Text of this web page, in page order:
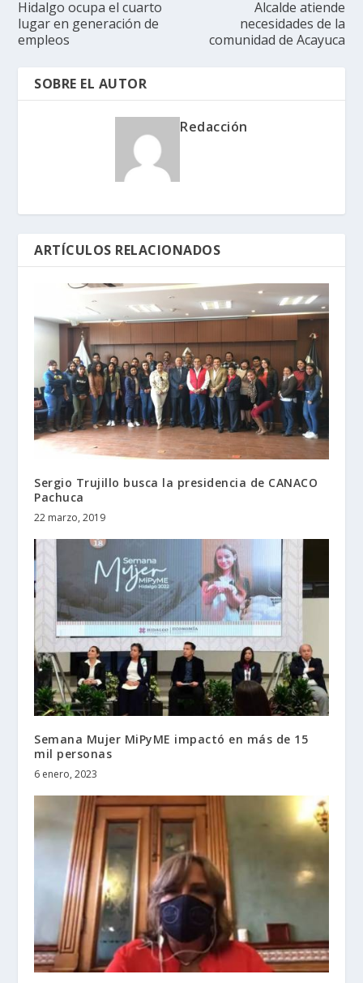
Hidalgo ocupa el cuarto
lugar en generación de
empleos
Alcalde atiende
necesidades de la
comunidad de Acayuca
SOBRE EL AUTOR
Redacción
ARTÍCULOS RELACIONADOS
Sergio Trujillo busca la presidencia de CANACO
Pachuca
22 marzo, 2019
Semana Mujer MiPyME impactó en más de 15
mil personas
6 enero, 2023